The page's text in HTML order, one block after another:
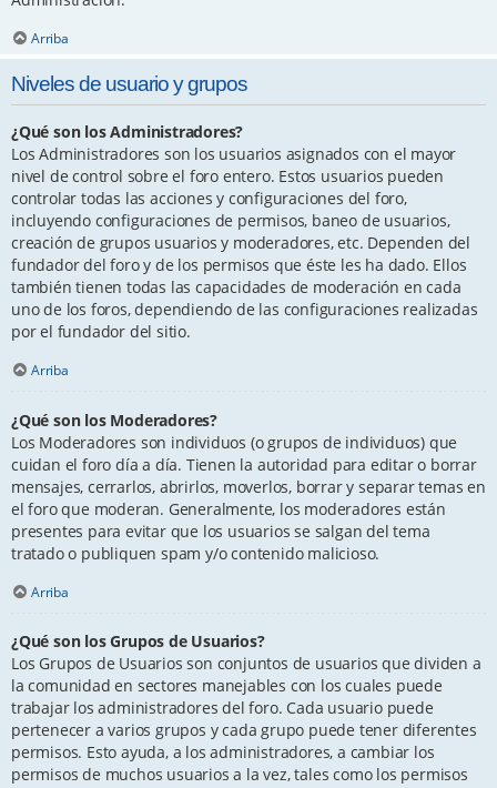
Arriba
Niveles de usuario y grupos
¿Qué son los Administradores?
Los Administradores son los usuarios asignados con el mayor
nivel de control sobre el foro entero. Estos usuarios pueden
controlar todas las acciones y configuraciones del foro,
incluyendo configuraciones de permisos, baneo de usuarios,
creación de grupos usuarios y moderadores, etc. Dependen del
fundador del foro y de los permisos que éste les ha dado. Ellos
también tienen todas las capacidades de moderación en cada
uno de los foros, dependiendo de las configuraciones realizadas
por el fundador del sitio.
Arriba
¿Qué son los Moderadores?
Los Moderadores son individuos (o grupos de individuos) que
cuidan el foro día a día. Tienen la autoridad para editar o borrar
mensajes, cerrarlos, abrirlos, moverlos, borrar y separar temas en
el foro que moderan. Generalmente, los moderadores están
presentes para evitar que los usuarios se salgan del tema
tratado o publiquen spam y/o contenido malicioso.
Arriba
¿Qué son los Grupos de Usuarios?
Los Grupos de Usuarios son conjuntos de usuarios que dividen a
la comunidad en sectores manejables con los cuales puede
trabajar los administradores del foro. Cada usuario puede
pertenecer a varios grupos y cada grupo puede tener diferentes
permisos. Esto ayuda, a los administradores, a cambiar los
permisos de muchos usuarios a la vez, tales como los permisos